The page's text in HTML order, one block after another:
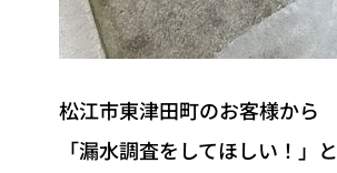
松江市東津田町のお客様から
「漏水調査をしてほしい！」と